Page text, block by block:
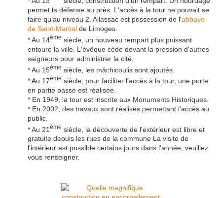
permet la défense au près. L'accès à la tour ne pouvait se
faire qu'au niveau 2. Allassac est possession de l'abbaye
de Saint-Martial de Limoges.
* Au 14ème siècle, un nouveau rempart plus puissant
entoure la ville. L'évêque cède devant la pression d'autres
seigneurs pour administrer la cité.
* Au 15ème siècle, les mâchicoulis sont ajoutés.
* Au 17ème siècle, pour faciliter l'accès à la tour, une porte
en partie basse est réalisée.
* En 1949, la tour est inscrite aux Monuments Historiques.
* En 2002, des travaux sont réalisés permettant l'accès au
public.
* Au 21 ème siècle, la découverte de l'extérieur est libre et
gratuite depuis les rues de la commune La visite de
l'intérieur est possible certains jours dans l'année, veuillez
vous renseigner.